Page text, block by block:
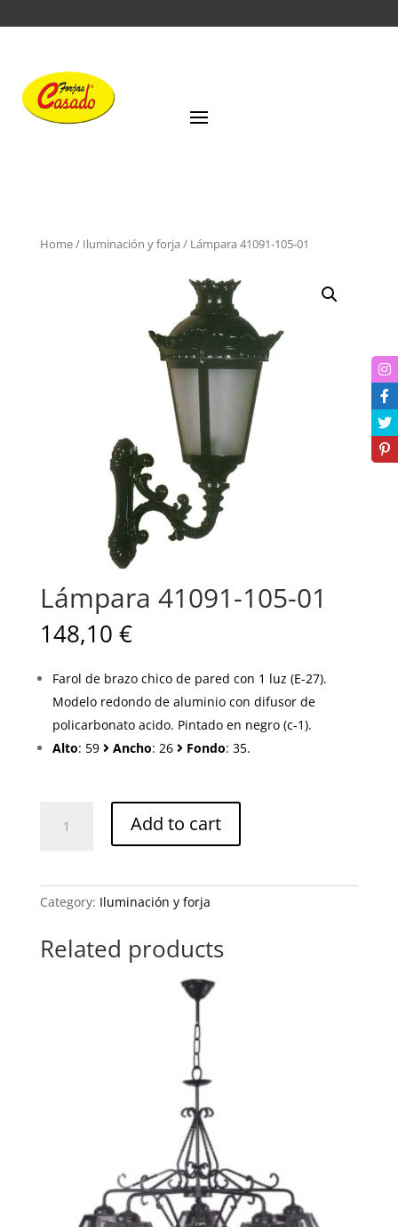
Home/ Iluminación y forja / Lámpara 41091-105-01
Lámpara 41091-105-01
148,10 €
Farol de brazo chico de pared con 1 luz (E-27).
Modelo redondo de aluminio con difusor de
policarbonato acido. Pintado en negro (c-1).
Alto: 59 Ancho: 26 Fondo: 35.
41091-
Add to cart
Category: Iluminación y forja
Related products